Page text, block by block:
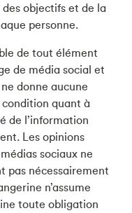
objectifs et de la
personne.
de tout élément
de média social et
donne aucune
quant à
de l’information
Les opinions
sociaux ne
pas nécessairement
n’assume
toute obligation